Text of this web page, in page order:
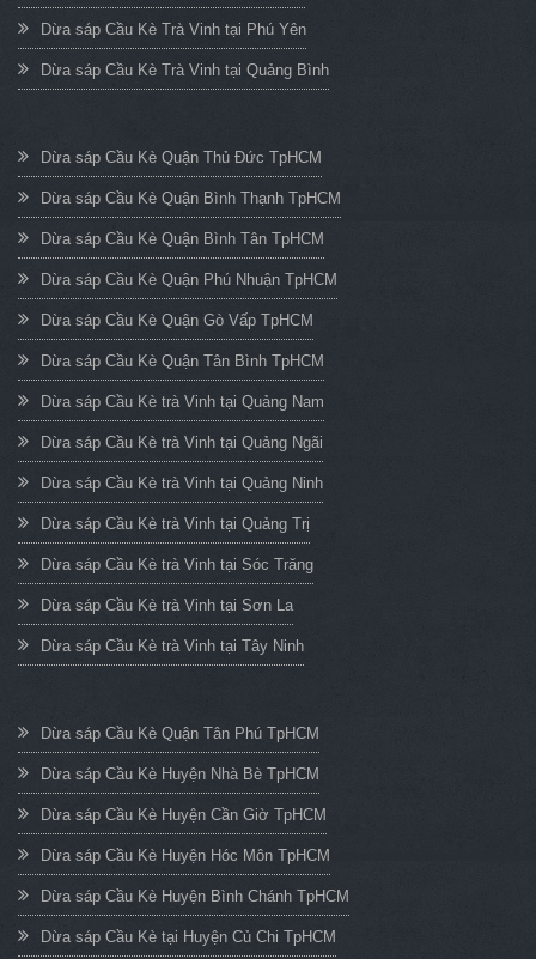
Dừa sáp Cầu Kè Trà Vinh tại Phú Yên
Dừa sáp Cầu Kè Trà Vinh tại Quảng Bình
Dừa sáp Cầu Kè Quận Thủ Đức TpHCM
Dừa sáp Cầu Kè Quận Bình Thạnh TpHCM
Dừa sáp Cầu Kè Quận Bình Tân TpHCM
Dừa sáp Cầu Kè Quận Phú Nhuận TpHCM
Dừa sáp Cầu Kè Quận Gò Vấp TpHCM
Dừa sáp Cầu Kè Quận Tân Bình TpHCM
Dừa sáp Cầu Kè trà Vinh tại Quảng Nam
Dừa sáp Cầu Kè trà Vinh tại Quảng Ngãi
Dừa sáp Cầu Kè trà Vinh tại Quảng Ninh
Dừa sáp Cầu Kè trà Vinh tại Quảng Trị
Dừa sáp Cầu Kè trà Vinh tại Sóc Trăng
Dừa sáp Cầu Kè trà Vinh tại Sơn La
Dừa sáp Cầu Kè trà Vinh tại Tây Ninh
Dừa sáp Cầu Kè Quận Tân Phú TpHCM
Dừa sáp Cầu Kè Huyện Nhà Bè TpHCM
Dừa sáp Cầu Kè Huyện Cần Giờ TpHCM
Dừa sáp Cầu Kè Huyện Hóc Môn TpHCM
Dừa sáp Cầu Kè Huyện Bình Chánh TpHCM
Dừa sáp Cầu Kè tại Huyện Củ Chi TpHCM